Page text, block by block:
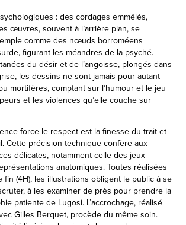
: des cordages emmêlés,
œuvres, souvent à l’arrière plan, se
comme des nœuds borroméens
figurant les méandres de la psyché.
du désir et de l’angoisse, plongés dans
les dessins ne sont jamais pour autant
mortifères, comptant sur l’humour et le jeu
et les violences qu’elle couche sur
force le respect est la finesse du trait et
Cette précision technique confère aux
délicates, notamment celle des jeux
anatomiques. Toutes réalisées
fin (4H), les illustrations obligent le public à se
à les examiner de près pour prendre la
patiente de Lugosi. L’accrochage, réalisé
Gilles Berquet, procède du même soin.